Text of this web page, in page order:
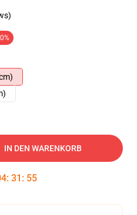
IN DEN WARENKORB
: 31 : 54